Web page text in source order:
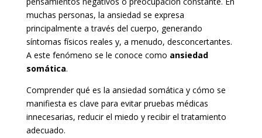
muchas personas, la ansiedad se expresa
principalmente a través del cuerpo, generando
síntomas físicos reales y, a menudo, desconcertantes.
A este fenómeno se le conoce como ansiedad
somática.
Comprender qué es la ansiedad somática y cómo se
manifiesta es clave para evitar pruebas médicas
innecesarias, reducir el miedo y recibir el tratamiento
adecuado.